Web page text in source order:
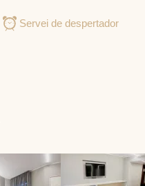
Servei de despertador